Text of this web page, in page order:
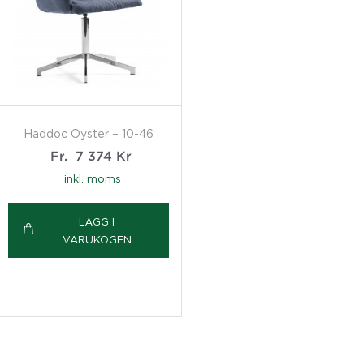
Haddoc Oyster – 10-46
Fr.
7 374 Kr
inkl. moms
LÄGG I
VARUKOGEN